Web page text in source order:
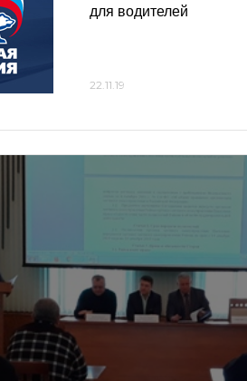
для водителей
22.11.19